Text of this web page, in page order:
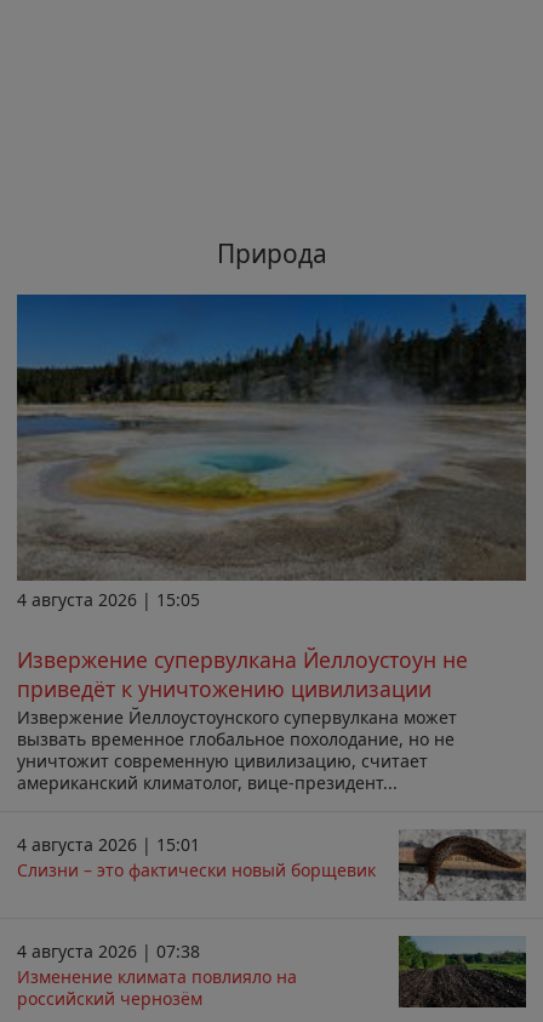
Природа
4 августа 2026 | 15:05
Извержение супервулкана Йеллоустоун не
приведёт к уничтожению цивилизации
Извержение Йеллоустоунского супервулкана может
вызвать временное глобальное похолодание, но не
уничтожит современную цивилизацию, считает
американский климатолог, вице-президент...
4 августа 2026 | 15:01
Слизни – это фактически новый борщевик
4 августа 2026 | 07:38
Изменение климата повлияло на
российский чернозём